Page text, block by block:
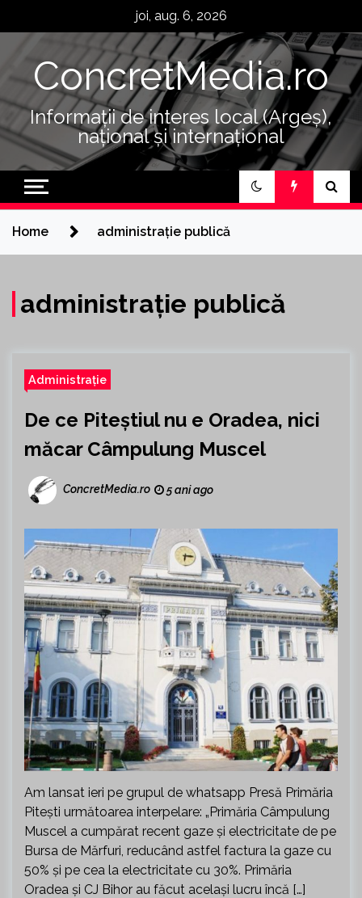
joi, aug. 6, 2026
ConcretMedia.ro
Informații de interes local (Argeș),
național și internațional
Home administrație publică
administrație publică
Administrație
De ce Piteștiul nu e Oradea, nici
măcar Câmpulung Muscel
ConcretMedia.ro 5 ani ago
Am lansat ieri pe grupul de whatsapp Presă Primăria
Pitești următoarea interpelare: „Primăria Câmpulung
Muscel a cumpărat recent gaze și electricitate de pe
Bursa de Mărfuri, reducând astfel factura la gaze cu
50% și pe cea la electricitate cu 30%. Primăria
Oradea și CJ Bihor au făcut același lucru încă […]